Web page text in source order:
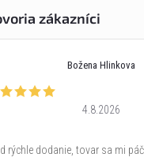
Božena Hlinkova
4.8.2026
rýchle dodanie, tovar sa mi